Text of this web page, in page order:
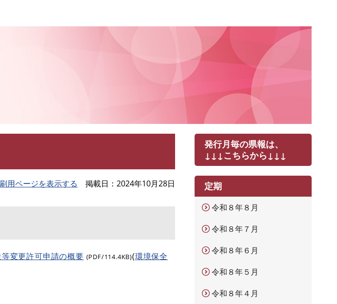
用ページを表示する 掲載日 2024年10月28日
変更許可申請の概要 (PDF/114.4KB)(環境保全
発行月毎の県報は、
↓↓↓こちらから↓↓↓
定期
令和８年８月
令和８年７月
令和８年６月
令和８年５月
令和８年４月